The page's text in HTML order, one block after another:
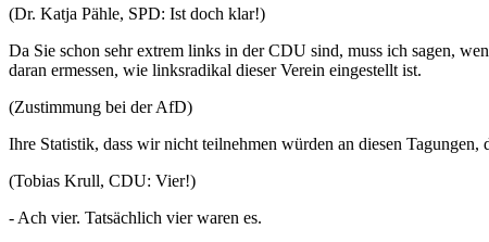
(Dr. Katja Pähle, SPD: Ist doch klar!)
Da Sie schon sehr extrem links in der CDU sind, muss ich sagen,
daran ermessen, wie linksradikal dieser Verein eingestellt ist.
(Zustimmung bei der AfD)
Ihre Statistik, dass wir nicht teilnehmen würden an diesen
(Tobias Krull, CDU: Vier!)
- Ach vier. Tatsächlich vier waren es.